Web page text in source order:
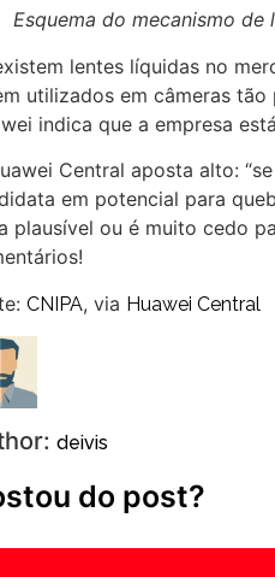
Esquema do mecanismo de
lentes líquidas no
utilizados em câmeras
indica que a empresa
Central aposta alto:
em potencial para
plausível ou é muito cedo
CNIPA, via Huawei Central
deivis
do post?